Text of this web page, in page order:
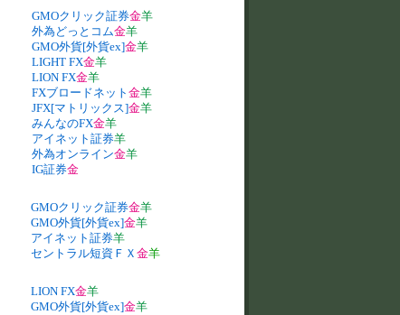
GMOクリック証券金羊
外為どっとコム金羊
GMO外貨[外貨ex]金羊
LIGHT FX金羊
LION FX金羊
FXブロードネット 金羊
JFX[マトリックス]金羊
みんなのFX金羊
アイネット証券羊
外為オンライン金羊
IG証券金
GMOクリック証券金羊
GMO外貨[外貨ex]金羊
アイネット証券羊
セントラル短資ＦＸ 金羊
LION FX金羊
GMO外貨[外貨ex]金羊